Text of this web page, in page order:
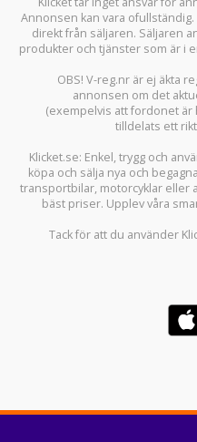
Annonsen kan vara
direkt från säljaren. Säljaren
produkter och tjänster som är i
OBS! V-reg.nr är ej äkta
annonsen om det
(exempelvis att fordonet
tilldelats ett
Klicket.se: Enkel, trygg och
köpa och sälja nya och
transportbilar, motorcyklar eller
bäst priser. Upplev våra
Tack för att du använder